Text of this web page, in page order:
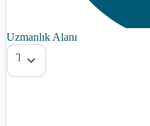
Uzmanlık Alanı
Tümü